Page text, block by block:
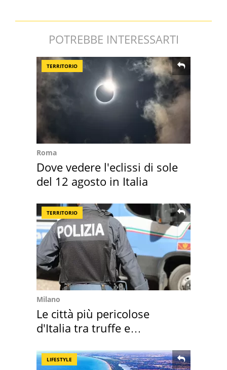
POTREBBE INTERESSARTI
TERRITORIO
Roma
Dove vedere l'eclissi di sole
del 12 agosto in Italia
TERRITORIO
Milano
Le città più pericolose
d'Italia tra truffe e
LIFESTYLE